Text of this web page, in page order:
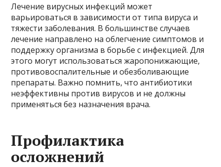
Лечение вирусных инфекций может
варьироваться в зависимости от типа вируса и
тяжести заболевания. В большинстве случаев
лечение направлено на облегчение симптомов и
поддержку организма в борьбе с инфекцией. Для
этого могут использоваться жаропонижающие,
противовоспалительные и обезболивающие
препараты. Важно помнить, что антибиотики
неэффективны против вирусов и не должны
применяться без назначения врача.
Профилактика
осложнений